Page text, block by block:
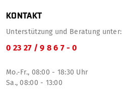
KONTAKT
Unterstützung und Beratung unter:
0 23 27 / 9 8 6 7 - 0
Mo.-Fr., 08:00 - 18:30 Uhr
Sa., 08:00 - 13:00